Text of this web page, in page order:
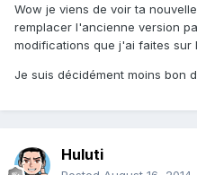
Wow je viens de voir ta
remplacer l'ancienne version
modifications que j'ai faites sur
Je suis décidément moins bon
Huluti